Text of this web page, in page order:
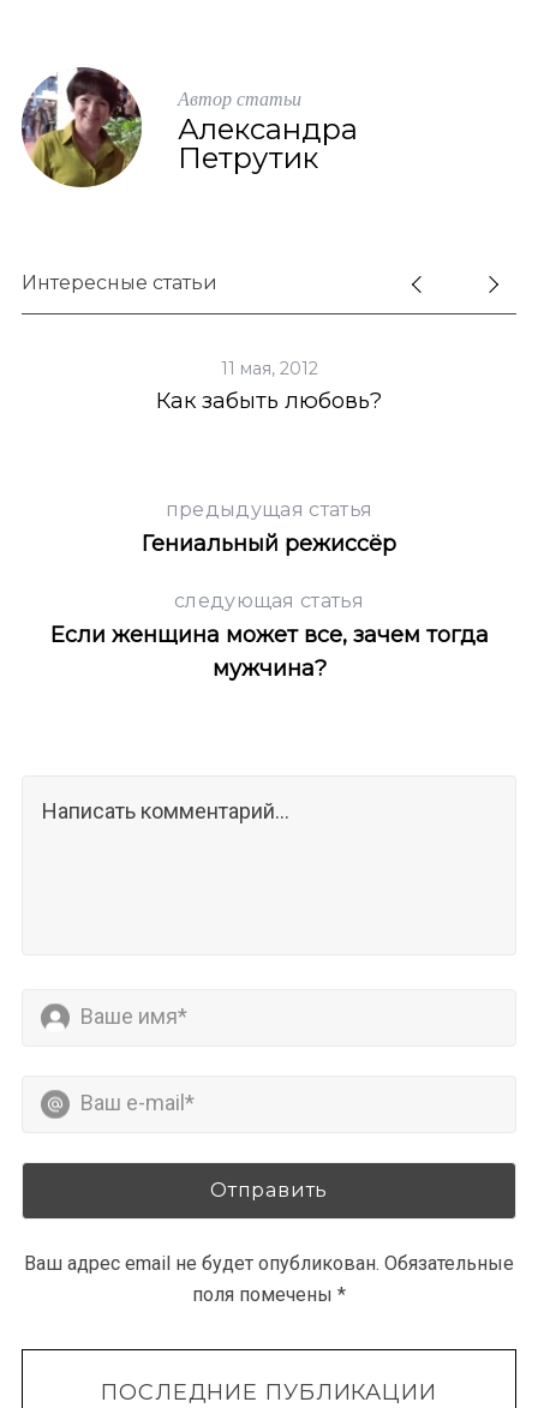
Автор статьи
Александра
Петрутик
Интересные статьи
11 мая, 2012
Как забыть любовь?
предыдущая статья
Гениальный режиссёр
следующая статья
Если женщина может все, зачем тогда
мужчина?
Ваш адрес email не будет опубликован. Обязательные
поля помечены *
ПОСЛЕДНИЕ ПУБЛИКАЦИИ